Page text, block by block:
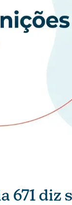
671 diz